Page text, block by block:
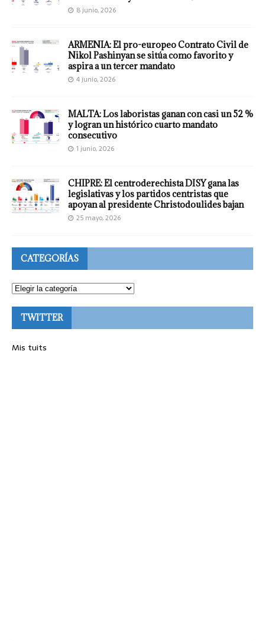
8 junio, 2026
ARMENIA: El pro-europeo Contrato Civil de
Nikol Pashinyan se sitúa como favorito y
aspira a un tercer mandato
4 junio, 2026
MALTA: Los laboristas ganan con casi un 52 %
y logran un histórico cuarto mandato
consecutivo
1 junio, 2026
CHIPRE: El centroderechista DISY gana las
legislativas y los partidos centristas que
apoyan al presidente Christodoulides bajan
25 mayo, 2026
CATEGORÍAS
TWITTER
Mis tuits